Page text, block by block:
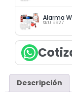
SKU 5927
Descripción